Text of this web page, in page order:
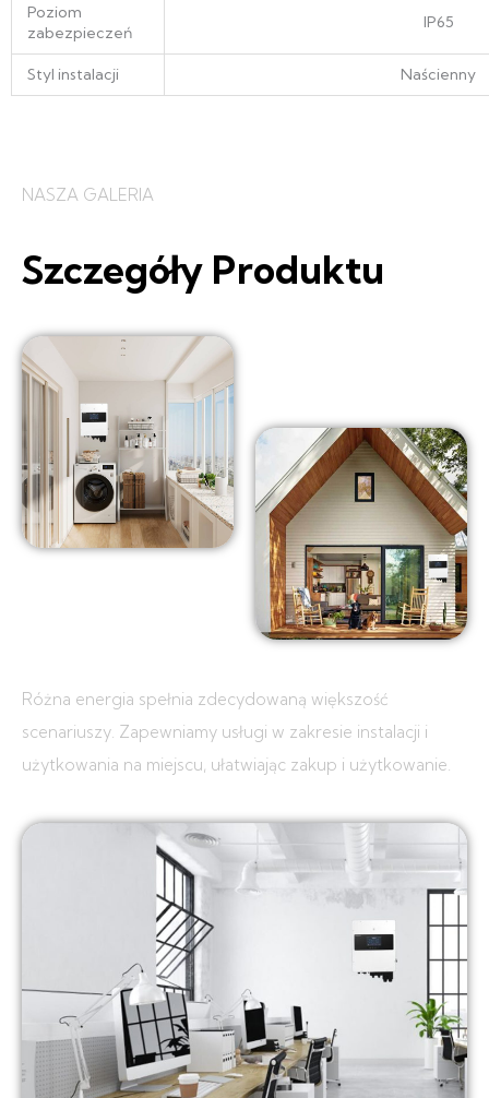
Poziom
zabezpieczeń
IP65
Styl instalacji Naścienny
NASZA GALERIA
Szczegóły Produktu
Różna energia spełnia zdecydowaną większość
scenariuszy. Zapewniamy usługi w zakresie instalacji i
użytkowania na miejscu, ułatwiając zakup i użytkowanie.